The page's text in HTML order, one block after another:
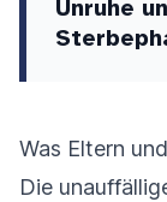
Unruhe
Was Eltern
Die